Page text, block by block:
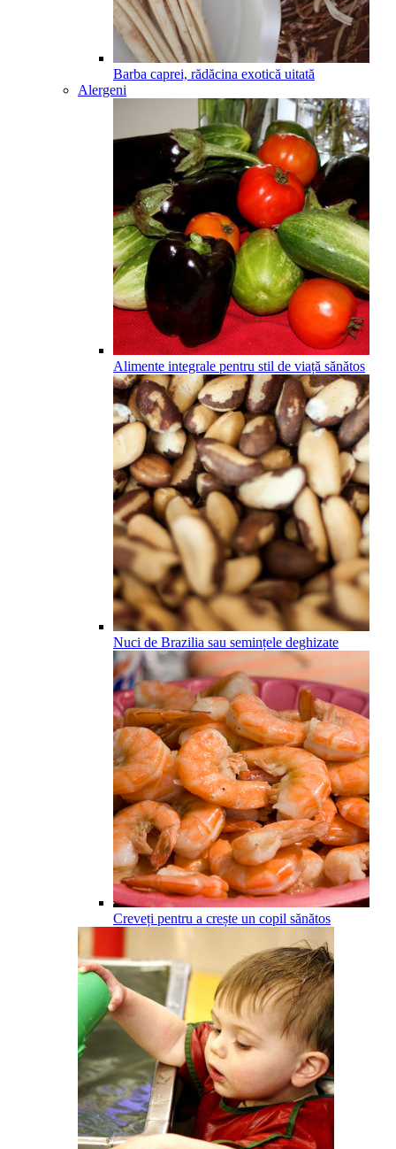
Barba caprei, rădăcina exotică uitată
Alergeni
Alimente integrale pentru stil de viață sănătos
Nuci de Brazilia sau semințele deghizate
Creveți pentru a crește un copil sănătos